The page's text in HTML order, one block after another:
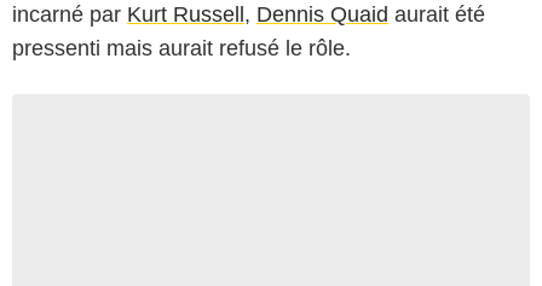
incarné par Kurt Russell, Dennis Quaid aurait été
pressenti mais aurait refusé le rôle.